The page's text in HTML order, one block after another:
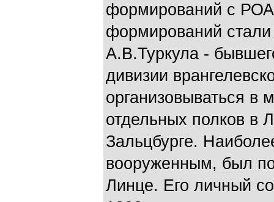
формирований с
формирований
А.В.Туркула -
дивизии
организовываться в
отдельных полков в
Зальцбурге.
вооруженным, был
Линце. Его личный